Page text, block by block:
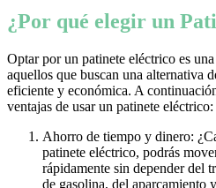
¿Por qué elegir un
Optar por un patinete eléctrico es
aquellos que buscan una alternativa
eficiente y económica. A
ventajas de usar un patinete eléctrico:
Ahorro de tiempo y dinero:
patinete eléctrico, podrás
rápidamente sin depender del
de gasolina, del aparcamiento